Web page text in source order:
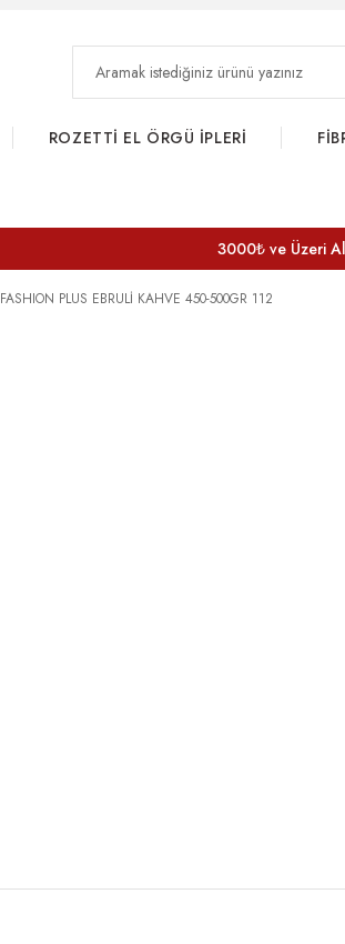
ROZETTİ EL ÖRGÜ İPLERİ
3000₺ ve Üzeri
FASHION PLUS EBRULİ KAHVE 450-500GR 112